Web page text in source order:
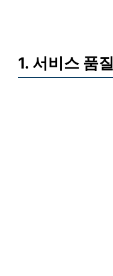
1. 서비스 품질